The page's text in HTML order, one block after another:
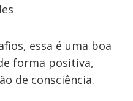
essa é uma boa
forma positiva,
de consciência.